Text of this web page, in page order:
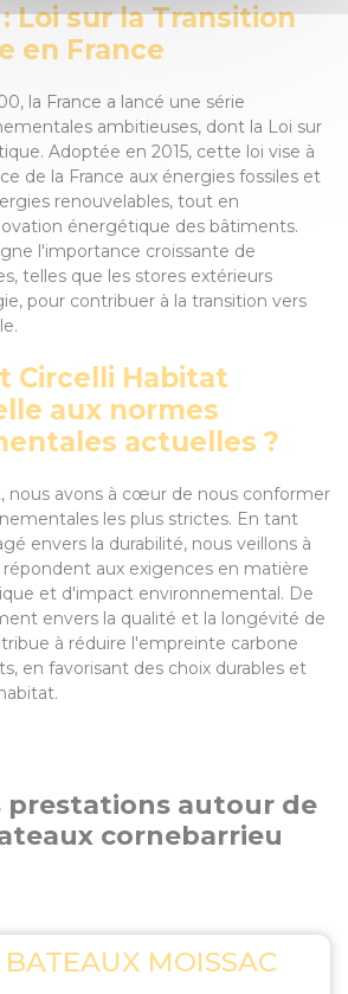
Loi sur la Transition
en France
la France a lancé une série
ambitieuses, dont la Loi sur
Adoptée en 2015, cette loi vise à
de la France aux énergies fossiles et
renouvelables, tout en
énergétique des bâtiments.
l'importance croissante de
telles que les stores extérieurs
pour contribuer à la transition vers
Circelli Habitat
aux normes
actuelles ?
nous avons à cœur de nous conformer
les plus strictes. En tant
envers la durabilité, nous veillons à
aux exigences en matière
et d'impact environnemental. De
envers la qualité et la longévité de
à réduire l'empreinte carbone
en favorisant des choix durables et
prestations autour de
cornebarrieu
BATEAUX MOISSAC